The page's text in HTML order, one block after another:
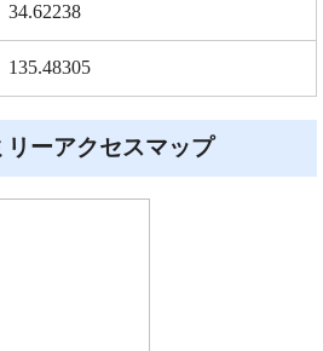
34.62238
135.48305
ーアクセスマップ